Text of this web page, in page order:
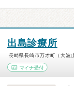
出島診療所
長崎県長崎市万才町（大波
マイナ受付